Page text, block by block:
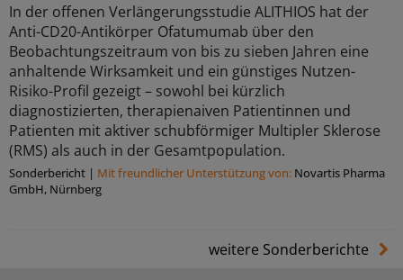
In der offenen Verlängerungsstudie ALITHIOS hat der
Anti-CD20-Antikörper Ofatumumab über den
Beobachtungszeitraum von bis zu sieben Jahren eine
anhaltende Wirksamkeit und ein günstiges Nutzen-
Risiko-Profil gezeigt – sowohl bei kürzlich
diagnostizierten, therapienaiven Patientinnen und
Patienten mit aktiver schubförmiger Multipler Sklerose
(RMS) als auch in der Gesamtpopulation.
Sonderbericht | Mit freundlicher Unterstützung von: Novartis Pharma
GmbH, Nürnberg
weitere Sonderberichte